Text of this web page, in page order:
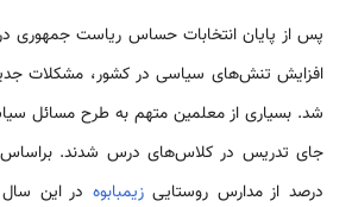
افزایش تنش‌های سیاسی در کشور، مشکلات
شد. بسیاری از معلمین متهم به طرح مسائل
جای تدریس در کلاس‌های درس شدند.
درصد از مدارس روستاییزیمبابوه در این